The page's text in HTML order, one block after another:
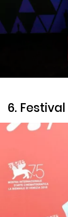
6.